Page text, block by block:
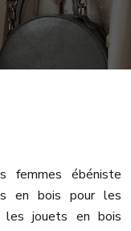
femmes ébéniste
en bois pour les
jouets en bois